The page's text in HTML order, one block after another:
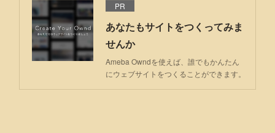
PR
あなたもサイトをつくってみま
せんか
Ameba Owndを使えば、誰でもかんたん
にウェブサイトをつくることができます。